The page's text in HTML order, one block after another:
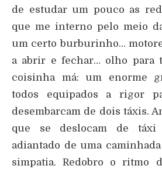
de estudar um pouco as
que me interno pelo meio
um certo burburinho…
a abrir e fechar… olho para
coisinha má: um enorme
todos equipados a rigor
desembarcam de dois táxis.
que se deslocam de
adiantado de uma
simpatia. Redobro o ritmo